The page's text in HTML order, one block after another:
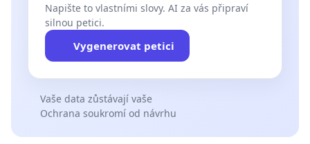
Napište to vlastními slovy. AI za vás připraví
silnou petici.
Vygenerovat petici
Vaše data zůstávají vaše
Ochrana soukromí od návrhu